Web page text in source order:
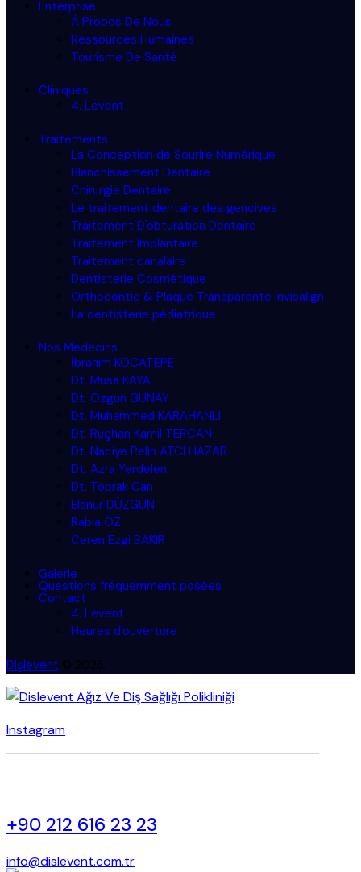
Enterprise
À Propos De Nous
Ressources Humaines
Tourisme De Santé
Cliniques
4. Levent
Traitements
La Conception de Sourire Numérique
Blanchissement Dentaire
Chirurgie Dentaire
Le traitement dentaire des gencives
Traitement D'obturatıon Dentaire
Traitement Implantaire
Traitement canalaire
Dentisterie Cosmétique
Orthodontie & Plaque Transparente Invisalign
La dentisterie pédiatrique
Nos Medecins
İbrahim KOCATEPE
Dt. Musa KAYA
Dt. Özgün GÜNAY
Dt. Muhammed KARAHANLI
Dt. Rüçhan Kamil TERCAN
Dt. Naciye Pelin ATCI HAZAR
Dt. Azra Yerdelen
Dt. Toprak Can
Elanur DÜZGÜN
Rabia ÖZ
Ceren Ezgi BAKIR
Galerie
Questions fréquemment posées
Contact
4. Levent
Heures d'ouverture
Dişlevent © 2026.
Instagram
+90 212 616 23 23
info@dislevent.com.tr